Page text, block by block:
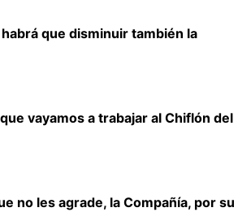
que disminuir también la
vayamos a trabajar al Chiflón del
no les agrade, la Compañía, por su